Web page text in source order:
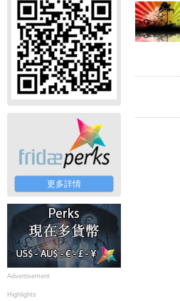
更多詳情
Advertisement
Highlights